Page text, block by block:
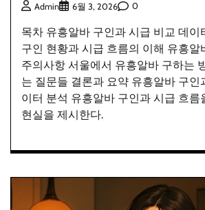
Admin 6월 3, 2026 0
목차 유흥알바 구인과 시급 비교 데이
구인 현황과 시급 흐름의 이해 유흥알
주의사항 서울에서 유흥알바 구하는
는 질문들 결론과 요약 유흥알바 구인
이터 분석 유흥알바 구인과 시급 흐름
현실을 제시한다.